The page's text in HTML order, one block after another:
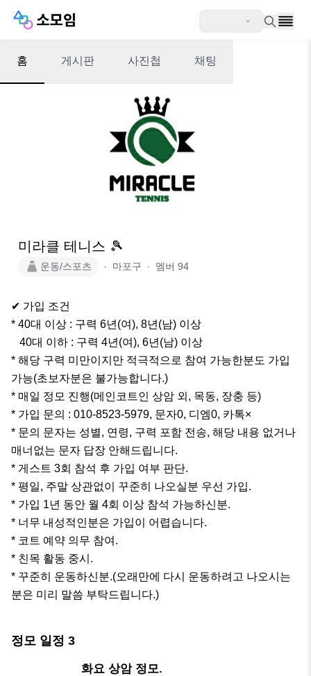
홈 게시판 사진첩 채팅
미라클 테니스 🎾
운동/스포츠 ∙ 마포구 ∙ 멤버 94
✔ 가입 조건
* 40대 이상 : 구력 6년(여), 8년(남) 이상
* 해당 구력 미만이지만 적극적으로 참여 가능한분도 가입
가능(초보자분은 불가능합니다.)
* 매일 정모 진행(메인코트인 상암 외, 목동, 장충 등)
* 가입 문의 : 010-8523-5979, 문자0, 디엠0, 카톡×
* 문의 문자는 성별, 연령, 구력 포함 전송, 해당 내용 없거나
매너없는 문자 답장 안해드립니다.
* 게스트 3회 참석 후 가입 여부 판단.
* 평일, 주말 상관없이 꾸준히 나오실분 우선 가입.
* 가입 1년 동안 월 4회 이상 참석 가능하신분.
* 너무 내성적인분은 가입이 어렵습니다.
* 코트 예약 의무 참여.
* 친목 활동 중시.
* 꾸준히 운동하신분.(오래만에 다시 운동하려고 나오시는
분은 미리 말씀 부탁드립니다.)
정모 일정 3
화요 상암 정모.